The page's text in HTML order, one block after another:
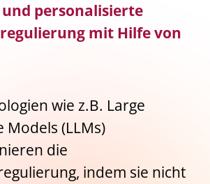
und personalisierte
mit Hilfe von
wie z.B. Large
Models (LLMs)
die
indem sie nicht